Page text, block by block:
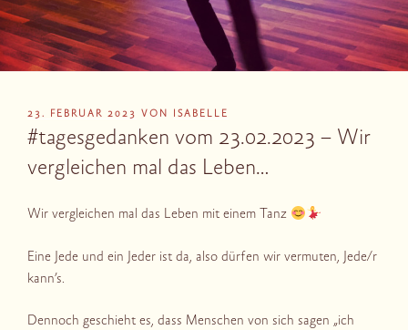
VERÖFFENTLICHT
AM
23. FEBRUAR 2023 VON ISABELLE
#tagesgedanken vom 23.02.2023 – Wir
vergleichen mal das Leben…
Wir vergleichen mal das Leben mit einem Tanz
Eine Jede und ein Jeder ist da, also dürfen wir vermuten, Jede/r
kann’s.
Dennoch geschieht es, dass Menschen von sich sagen „ich